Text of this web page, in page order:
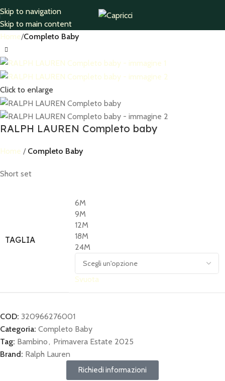
Skip to navigation
Skip to main content
Home Completo Baby
Click to enlarge
RALPH LAUREN Completo baby
Home Completo Baby
Short set
TAGLIA
6M
9M
12M
18M
24M
Svuota
COD: 320966276001
Categoria: Completo Baby
Tag: Bambino, Primavera Estate 2025
Brand: Ralph Lauren
Richiedi informazioni